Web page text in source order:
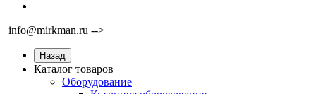
info@mirkman.ru -->
Назад
Каталог товаров
Оборудование